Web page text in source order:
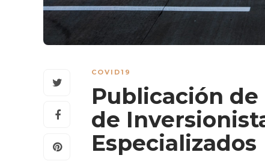
COVID19
Publicación
de
Especializados